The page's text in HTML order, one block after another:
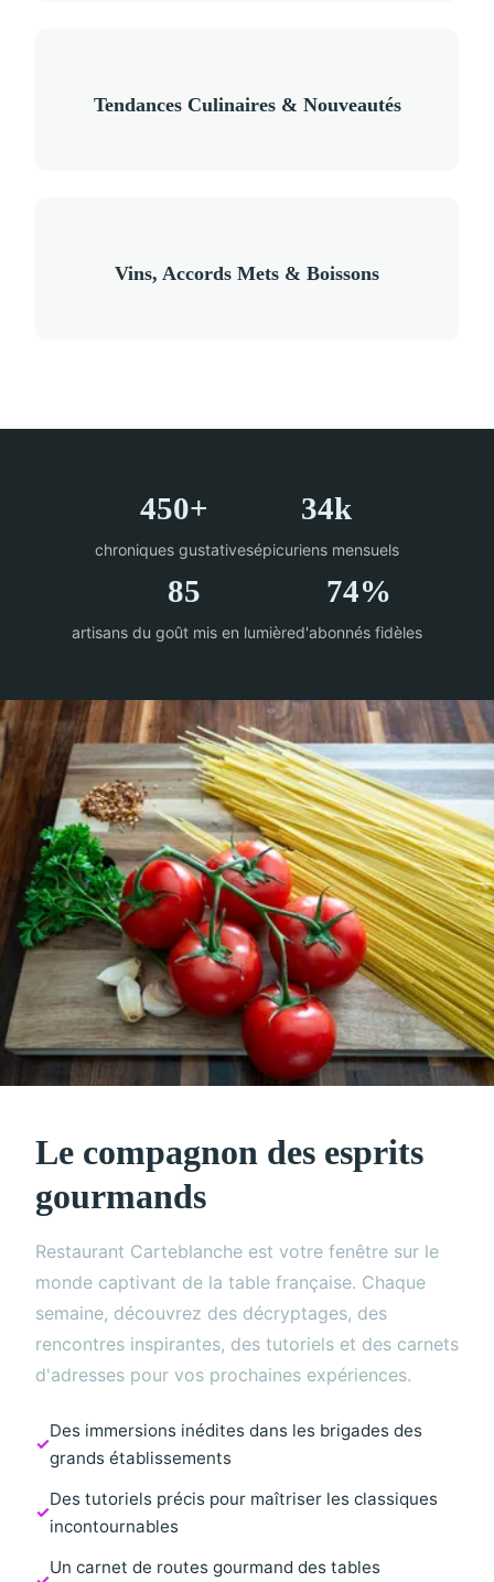
Tendances Culinaires & Nouveautés
Vins, Accords Mets & Boissons
450+
chroniques gustatives
34k
épicuriens mensuels
85
artisans du goût mis en lumière
74%
d'abonnés fidèles
Le compagnon des esprits
gourmands
Restaurant Carteblanche est votre fenêtre sur le
monde captivant de la table française. Chaque
semaine, découvrez des décryptages, des
rencontres inspirantes, des tutoriels et des carnets
d'adresses pour vos prochaines expériences.
Des immersions inédites dans les brigades des
grands établissements
Des tutoriels précis pour maîtriser les classiques
incontournables
Un carnet de routes gourmand des tables